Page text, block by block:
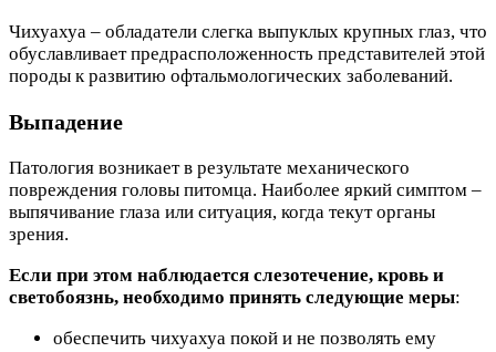
Чихуахуа – обладатели слегка выпуклых крупных глаз, что
обуславливает предрасположенность представителей этой
породы к развитию офтальмологических заболеваний.
Выпадение
Патология возникает в результате механического
повреждения головы питомца. Наиболее яркий симптом –
выпячивание глаза или ситуация, когда текут органы
зрения.
Если при этом наблюдается слезотечение, кровь и
светобоязнь, необходимо принять следующие меры:
обеспечить чихуахуа покой и не позволять ему